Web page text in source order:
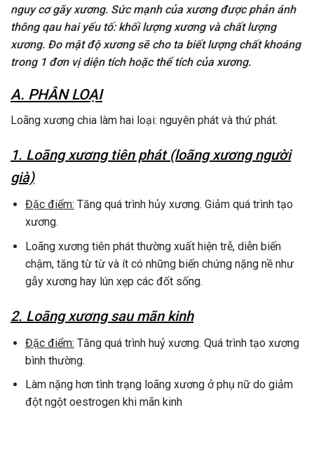
nguy cơ gãy xương. Sức mạnh của xương được phản ánh
thông qau hai yếu tố: khối lượng xương và chất lượng
xương. Đo mật độ xương sẽ cho ta biết lượng chất khoáng
trong 1 đơn vị diện tích hoặc thể tích của xương.
A. PHÂN LOẠI
Loãng xương chia làm hai loại: nguyên phát và thứ phát.
1. Loãng xương tiên phát (loãng xương người
già)
Đặc điểm: Tăng quá trình hủy xương. Giảm quá trình tạo
xương.
Loãng xương tiên phát thường xuất hiện trễ, diễn biến
chậm, tăng từ từ và ít có những biến chứng nặng nề như
gẫy xương hay lún xẹp các đốt sống.
2. Loãng xương sau mãn kinh
Đặc điểm: Tăng quá trình huỷ xương. Quá trình tạo xương
bình thường.
Làm nặng hơn tình trạng loãng xương ở phụ nữ do giảm
đột ngột oestrogen khi mãn kinh